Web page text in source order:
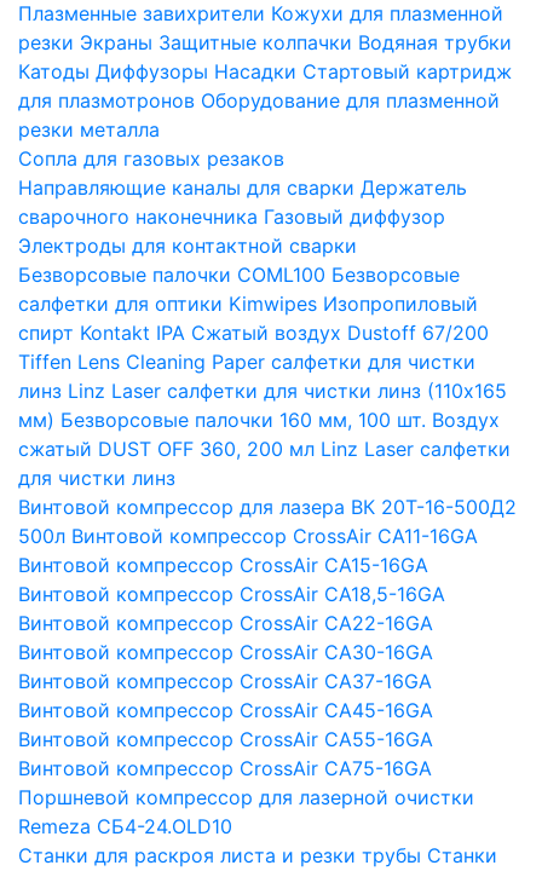
Плазменные завихрители Кожухи для плазменной
резки Экраны Защитные колпачки Водяная трубки
Катоды Диффузоры Насадки Стартовый картридж
для плазмотронов Оборудование для плазменной
резки металла
Сопла для газовых резаков
Направляющие каналы для сварки Держатель
сварочного наконечника Газовый диффузор
Электроды для контактной сварки
Безворсовые палочки COML100 Безворсовые
салфетки для оптики Kimwipes Изопропиловый
спирт Kontakt IPA Сжатый воздух Dustoff 67/200
Tiffen Lens Cleaning Paper салфетки для чистки
линз Linz Laser салфетки для чистки линз (110х165
мм) Безворсовые палочки 160 мм, 100 шт. Воздух
сжатый DUST OFF 360, 200 мл Linz Laser салфетки
для чистки линз
Винтовой компрессор для лазера ВК 20Т-16-500Д2
500л Винтовой компрессор CrossAir CA11-16GA
Винтовой компрессор CrossAir CA15-16GA
Винтовой компрессор CrossAir CA18,5-16GA
Винтовой компрессор CrossAir CA22-16GA
Винтовой компрессор CrossAir CA30-16GA
Винтовой компрессор CrossAir CA37-16GA
Винтовой компрессор CrossAir CA45-16GA
Винтовой компрессор CrossAir CA55-16GA
Винтовой компрессор CrossAir CA75-16GA
Поршневой компрессор для лазерной очистки
Remeza СБ4-24.OLD10
Станки для раскроя листа и резки трубы Станки